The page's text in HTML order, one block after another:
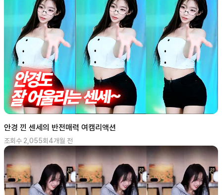
안경 낀 센세의 반전매력 여캠리액션
조회수 2,055회 4개월 전